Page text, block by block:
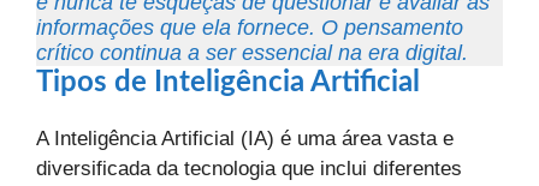
informações que ela fornece. O pensamento
crítico continua a ser essencial na era digital.
Tipos de Inteligência Artificial
A Inteligência Artificial (IA) é uma área vasta e
diversificada da tecnologia que inclui diferentes